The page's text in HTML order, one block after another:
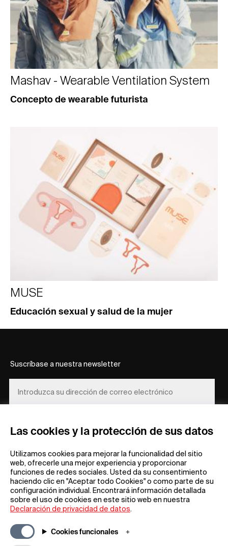
Las cookies y la protección de sus datos
Utilizamos cookies para mejorar la funcionalidad del sitio
web, ofrecerle una mejor experiencia y proporcionar
funciones de redes sociales. Usted da su consentimiento
haciendo clic en "Aceptar todo Cookies" o como parte de su
configuración individual. Encontrará información detallada
sobre el uso de cookies en este sitio web en nuestra
Declaración de privacidad de datos.
Cookies funcionales
Mashav - Wearable Ventilation System
Concepto de wearable futurista
MUSE
Educación sexual y salud de la mujer
Información general
Descargas
Condiciones generales
Empresa
Noticias y
Suscríbase a nuestra newsletter
REGÍSTRESE